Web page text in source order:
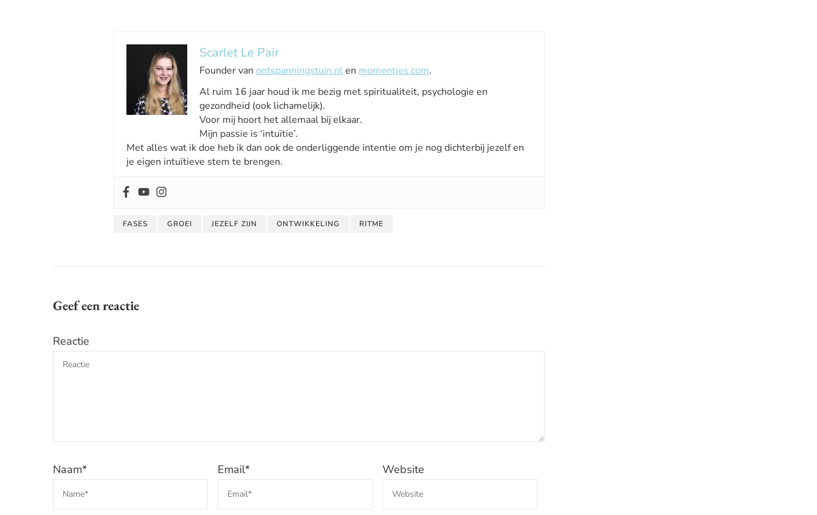
Scarlet Le Pair
Founder van ontspanningstuin.nlen momentjes.com.
Al ruim 16 jaar houd ik me bezig met spiritualiteit, psychologie en
gezondheid (ook lichamelijk).
Voor mij hoort het allemaal bij elkaar.
Mijn passie is ‘intuïtie’.
Met alles wat ik doe heb ik dan ook de onderliggende intentie om je nog dichterbij jezelf en
je eigen intuïtieve stem te brengen.
FASES GROEI JEZELF ZIJN ONTWIKKELING RITME
Geef een reactie
Reactie
Naam* Email* Website